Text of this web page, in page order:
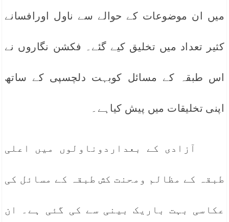
میں ان موضوعات کے حوالے سے ناول اورافسانے
کثیر تعداد میں تخلیق کیے گئے۔ فکشن نگاروں نے
اس طبقہ کے مسائل کوبہت دلچسپی کے ساتھ
اپنی تخلیقات میں پیش کیاہے۔
آزادی کے بعداردوناولوں میں اعلی
طبقہ کے مظالم ومحنت کش طبقہ کے مسائل کی
عکاسی بہت باریک بینی سے کی گئی ہے۔ ان